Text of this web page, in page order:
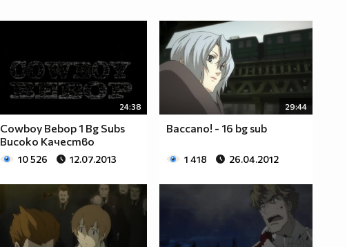
24:38
Cowboy Bebop 1 Bg Subs
Високо Качество
10 526 12.07.2013
29:44
Baccano! - 16 bg sub
1 418 26.04.2012